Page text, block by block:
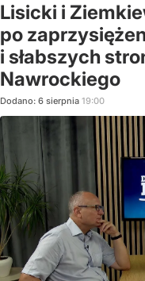
Lisicki i
po
i słabszych
Nawrockiego
Dodano: 6 sierpnia 19:00